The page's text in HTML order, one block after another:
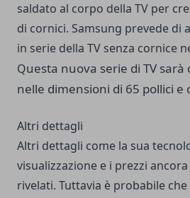
saldato al corpo della TV per
di cornici. Samsung prevede di
in serie della TV senza cornice
Questa nuova serie di TV sarà
nelle dimensioni di 65 pollici e
Altri dettagli
Altri dettagli come la sua
visualizzazione e i prezzi
rivelati. Tuttavia è probabile